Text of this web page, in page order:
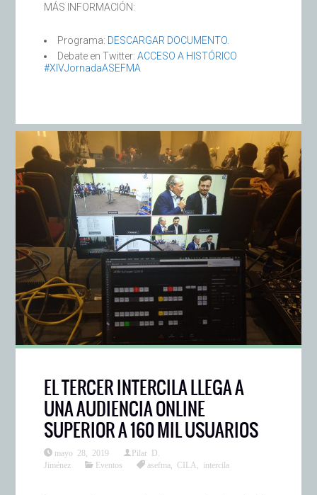
MÁS INFORMACIÓN:
Programa: DESCARGAR DOCUMENTO
Debate en Twitter:ACCESO A HISTÓRICO
#XIVJornadaASEFMA
EL TERCER INTERCILA LLEGA A
UNA AUDIENCIA ONLINE
SUPERIOR A 160 MIL USUARIOS
mayo 28, 2019
Pilar D.
Jiménez
Eventos asefma ,CILA intercila